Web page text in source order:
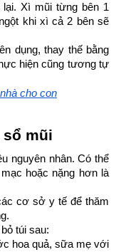
Xì mũi từng bên 1
khi xì cả 2 bên sẽ
dụng, thay thế bằng
hiện cũng tương tự
cho con
sổ mũi
nguyên nhân. Có thể
hoặc nặng hơn là
cơ sở y tế để thăm
túi sau:
hoa quả, sữa mẹ với